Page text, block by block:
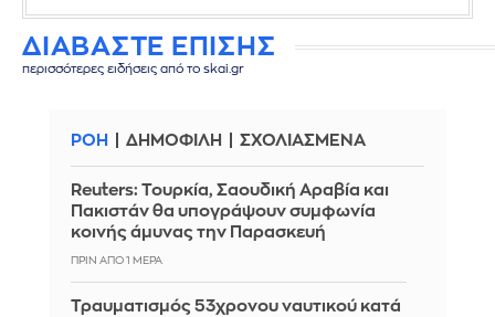
ΔΙΑΒΑΣΤΕ ΕΠΙΣΗΣ
περισσότερες ειδήσεις από το skai.gr
ΡΟΗ ΔΗΜΟΦΙΛΗ ΣΧΟΛΙΑΣΜΕΝΑ
Reuters: Τουρκία, Σαουδική Αραβία και
Πακιστάν θα υπογράψουν συμφωνία
κοινής άμυνας την Παρασκευή
ΠΡΙΝ ΑΠΌ 1 ΜΈΡΑ
Τραυματισμός 53χρονου ναυτικού κατά